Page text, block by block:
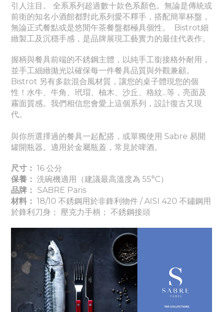
引人注目。 全系系列超過數十款色系顏色。無論是傳統或
前衛的知名小酒館都對此系列愛不釋手，搭配簡單杯盤，
無論正式餐點或是悠閒午茶餐盤都極具個性。
Bistrot細
緻製工及沉穩手感，是品牌展現工藝實力的最佳代表作。
握柄與餐具前端的不銹鋼主體，以純手工銜接格外耐用，
並手工細緻拋光以確保每一件餐具品質與外觀兼顧。
Bistrot 另有多款混合風材質，讓您的桌子體現您的個
性！水牛、牛角、玳瑁、柚木、沙丘、格紋...等，亮面及
霧面質感。我們相信您會愛上這個系列，設計復古又現
代。
與你所選擇過的餐具一起配搭，或單獨使用 Sabre 易開
罐開瓶器。適用於金屬瓶蓋，常見於啤酒。
尺寸： 16 公分
保養： 洗碗機適用（建議最高溫度為 55°C）
品牌： SABRE Paris
材料： 18/10 不銹鋼用於非鋒利物件 / AISI 420 不鏽鋼用
於鋒利刀身； 壓克力手柄； 不銹鋼接頭